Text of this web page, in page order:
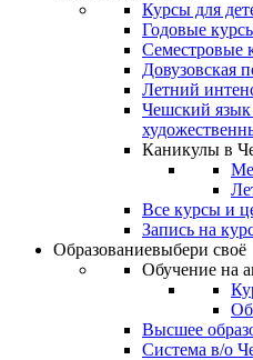
Курсы для
Годовые
Семестровые
Довузовская
Летний
Чешский язык
Каникулы в
Все курсы и
Запись на
Образованиевыбери своё
Обучение на
Высшее
Система в/о